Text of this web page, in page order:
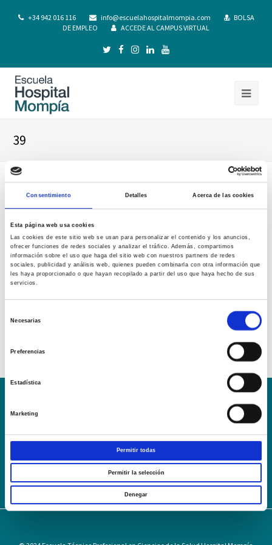
Consentimiento Detalles Acerca de las cookies
Esta página web usa cookies
Las cookies de este sitio web se usan para personalizar el contenido y los anuncios,
ofrecer funciones de redes sociales y analizar el tráfico. Además, compartimos
información sobre el uso que haga del sitio web con nuestros partners de redes
sociales, publicidad y análisis web, quienes pueden combinarla con otra información que
les haya proporcionado o que hayan recopilado a partir del uso que haya hecho de sus
servicios.
Necesarias
Preferencias
Estadística
Marketing
Permitir todas
Permitir la selección
Denegar
+34 942 016 116 info@escuelahospitalmompia.com
BOLSA
DE EMPLEO
ACCEDE AL CAMPUS VIRTUAL
39
ONLINE
Política de Privacidad
Política de cookies
Campus Virtual
Webmail User Login